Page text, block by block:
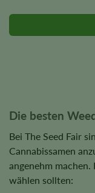
chosen
Die besten
Bei The Seed Fair
Cannabissamen
angenehm
wählen sollten: